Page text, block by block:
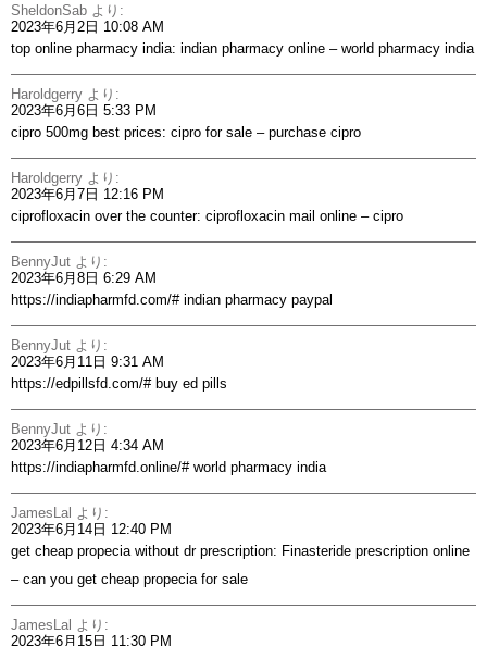
SheldonSab より:
2023年6月2日 10:08 AM
top online pharmacy india: indian pharmacy online – world pharmacy india
Haroldgerry より:
2023年6月6日 5:33 PM
cipro 500mg best prices: cipro for sale – purchase cipro
Haroldgerry より:
2023年6月7日 12:16 PM
ciprofloxacin over the counter: ciprofloxacin mail online – cipro
BennyJut より:
2023年6月8日 6:29 AM
https://indiapharmfd.com/#indian pharmacy paypal
BennyJut より:
2023年6月11日 9:31 AM
https://edpillsfd.com/#buy ed pills
BennyJut より:
2023年6月12日 4:34 AM
https://indiapharmfd.online/#world pharmacy india
JamesLal より:
2023年6月14日 12:40 PM
get cheap propecia without dr prescription: Finasteride prescription online
– can you get cheap propecia for sale
JamesLal より:
2023年6月15日 11:30 PM